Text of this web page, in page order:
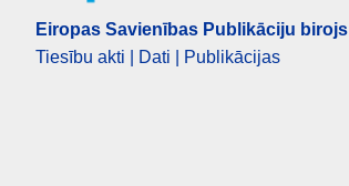
Eiropas Savienības Publikāciju birojs
Tiesību akti | Dati | Publikācijas